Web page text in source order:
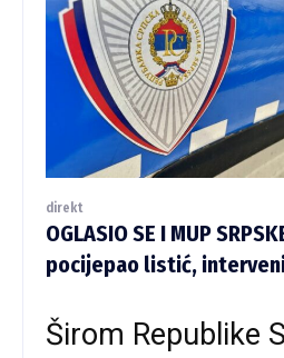
direkt
OGLASIO SE I MUP
pocijepao listić,
Širom Republike